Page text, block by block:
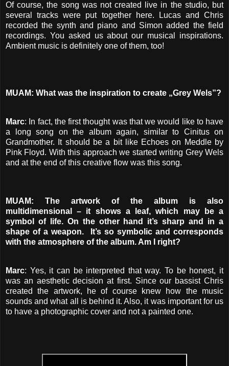
Of course, the song was not created live in the studio, but
several tracks were put together here. Lucas and Chris
recorded the synth and piano and Simon added the field
recordings. You asked us about our musical inspirations.
Ambient music is definitely one of them, too!
MUAM: What was the inspiration to create „Grey Wels”?
Marc: In fact, the first thought was that we would like to have
a long song on the album again, similar to Cinitus on
Grandmother. It should be a bit like Echoes on Meddle by
Pink Floyd. With this approach we started writing Grey Wels
and at the end of this creative flow was this song.
MUAM: The artwork of the album is also
multidimensional – it shows a leaf, which may be a
symbol of life. On the other hand it’s sharp and in a
shape of a weapon. It’s so symbolic and corresponds
with the atmosphere of the album. Am I right?
Marc: Yes, it can be interpreted that way. To be honest, it
was an aesthetic decision at first. Since our bassist Chris
created the artwork, he of course knew how the music
sounds and what all is behind it. Also, it was important for us
to have a photographic cover and not a painted one.